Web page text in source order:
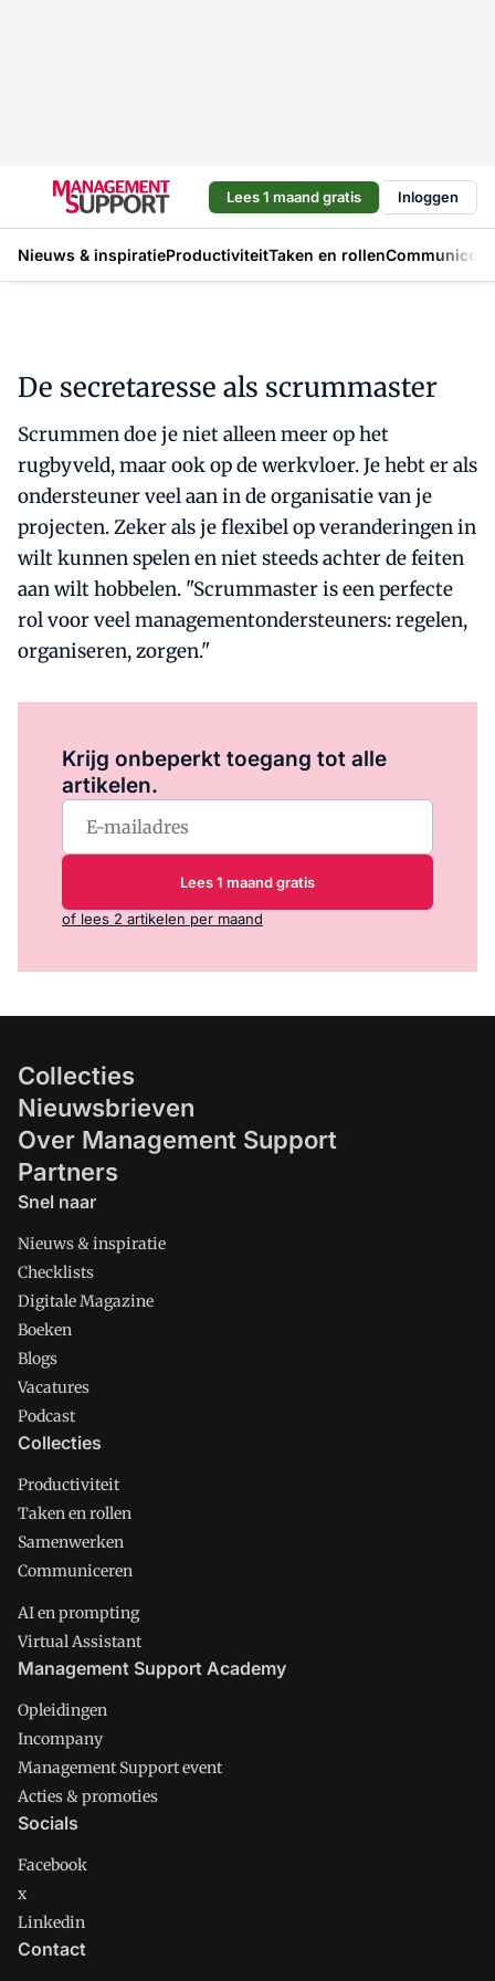
Lees 1 maand gratis Inloggen
Nieuws & inspiratieProductiviteitTaken en rollen
De secretaresse als scrummaster
Scrummen doe je niet alleen meer op het
rugbyveld, maar ook op de werkvloer. Je hebt er als
ondersteuner veel aan in de organisatie van je
projecten. Zeker als je flexibel op veranderingen in
wilt kunnen spelen en niet steeds achter de feiten
aan wilt hobbelen. "Scrummaster is een perfecte
rol voor veel managementondersteuners: regelen,
organiseren, zorgen."
Krijg onbeperkt toegang tot alle
artikelen.
Lees 1 maand gratis
of lees 2 artikelen per maand
Collecties
Nieuwsbrieven
Over Management Support
Partners
Snel naar
Nieuws & inspiratie
Checklists
Digitale Magazine
Boeken
Blogs
Vacatures
Podcast
Collecties
Productiviteit
Taken en rollen
Samenwerken
Communiceren
AI en prompting
Virtual Assistant
Management Support Academy
Opleidingen
Incompany
Management Support event
Acties & promoties
Socials
Facebook
x
Linkedin
Contact